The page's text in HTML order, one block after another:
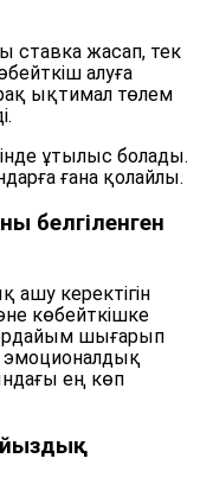
ставка жасап, тек
алуға
ықтимал төлем
ұтылыс болады.
ғана қолайлы.
белгіленген
керектігін
көбейткішке
шығарып
эмоционалдық
ең көп